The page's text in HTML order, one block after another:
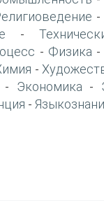
-
-
- Физика -
-
- Экономика -
-